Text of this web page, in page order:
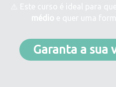
⚠️ Este curso é ideal para
médio e quer uma
Garanta a sua